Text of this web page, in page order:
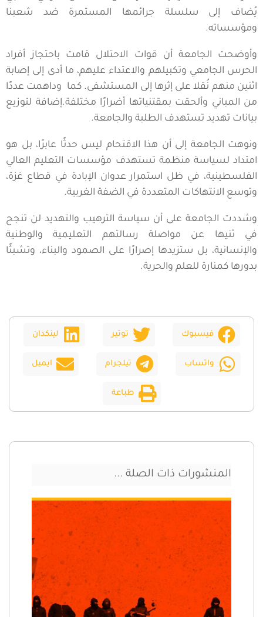
يُضاف إلى سلسلة جرائمها المستمرة ضد شعبنا
ومؤسساته.
وأوضحت الجامعة أن قوات الاحتلال قامت باحتجاز أفراد
الحرس الجامعي وتكبيلهم والاعتداء عليهم، ما أدى إلى إصابة
اثنين منهم نُقلا على إثرها إلى المستشفى. كما وداهمت عددًا
من المباني وألحقت بمقتنياتها أضرارًا مختلفة.إضافة لتوزيع
بيانات تهديد تستهدف الطلبة والجامعة.
ونوهت الجامعة إلى أن هذا الاقتحام ليس حدثًا عابرًا، بل هو
امتداد لسياسة منظمة تستهدف مؤسسات التعليم العالي
الفلسطينية، في ظل استمرار عدوان الإبادة في قطاع غزة،
وتوسع الانتهاكات المتعددة في الضفة الغربية.
وشددت الجامعة على أن سياسة الترهيب والتهديد لن تنجح
في ثنيها عن مواصلة رسالتهم التعليمية والوطنية
والإنسانية، بل ستزيدها إصرارًا على الصمود والبناء، وتشبثًا
بدورها كمنارة للعلم والحرية.
فيسبوك توتير لينكدان
واتساب تيلجرام ايميل
طباعة
المنشورات ذات الصلة ...